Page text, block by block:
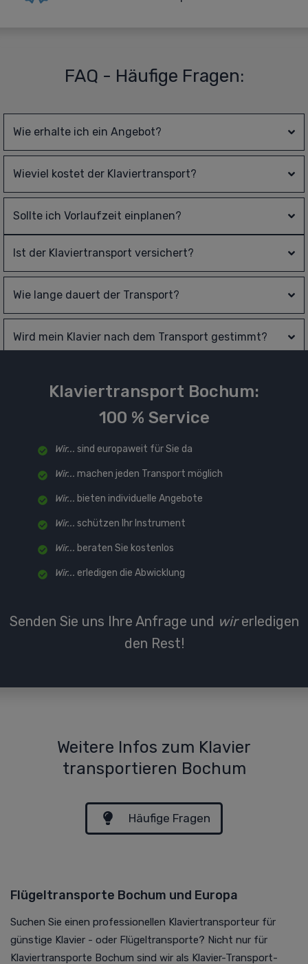
FAQ - Häufige Fragen:
Wie erhalte ich ein Angebot?
Wieviel kostet der Klaviertransport?
Sollte ich Vorlaufzeit einplanen?
Ist der Klaviertransport versichert?
Wie lange dauert der Transport?
Wird mein Klavier nach dem Transport gestimmt?
Klaviertransport Bochum:
100 % Service
Wir... sind europaweit für Sie da
Wir... machen jeden Transport möglich
Wir... bieten individuelle Angebote
Wir... schützen Ihr Instrument
Wir... beraten Sie kostenlos
Wir... erledigen die Abwicklung
Senden Sie uns Ihre Anfrage und wirerledigen
den Rest!
Weitere Infos zum Klavier
transportieren Bochum
Häufige Fragen
Flügeltransporte Bochum und Europa
Suchen Sie einen professionellen Klaviertransporteur für
günstige Klavier - oder Flügeltransporte? Nicht nur für
Klaviertransporte Bochum sind wir als Klavier-Transport-